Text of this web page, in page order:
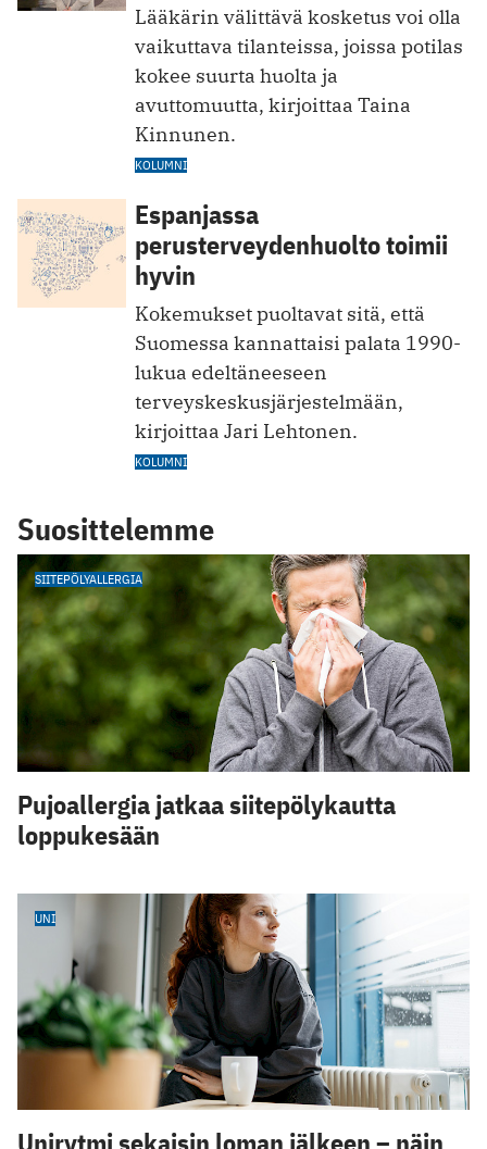
Lääkärin välittävä kosketus voi olla
vaikuttava tilanteissa, joissa potilas
kokee suurta huolta ja
avuttomuutta, kirjoittaa Taina
Kinnunen.
KOLUMNI
Espanjassa
perusterveydenhuolto toimii
hyvin
Kokemukset puoltavat sitä, että
Suomessa kannattaisi palata 1990-
lukua edeltäneeseen
terveyskeskusjärjestelmään,
kirjoittaa Jari Lehtonen.
KOLUMNI
Suosittelemme
SIITEPÖLYALLERGIA
Pujoallergia jatkaa siitepölykautta
loppukesään
UNI